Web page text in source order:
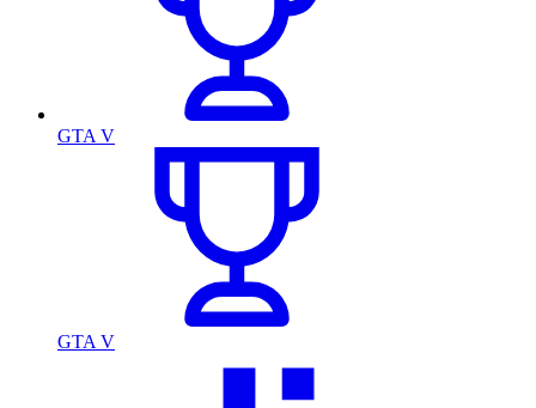
GTA V
GTA V